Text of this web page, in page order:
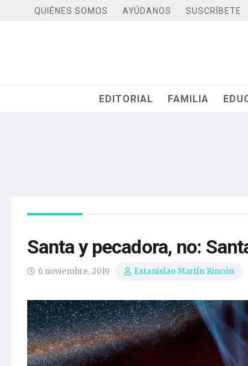
QUIÉNES SOMOS AYÚDANOS SUSCRÍBETE
EDITORIAL FAMILIA
Santa y pecadora, no:
6 noviembre, 2019 Estanislao Martín Rincón